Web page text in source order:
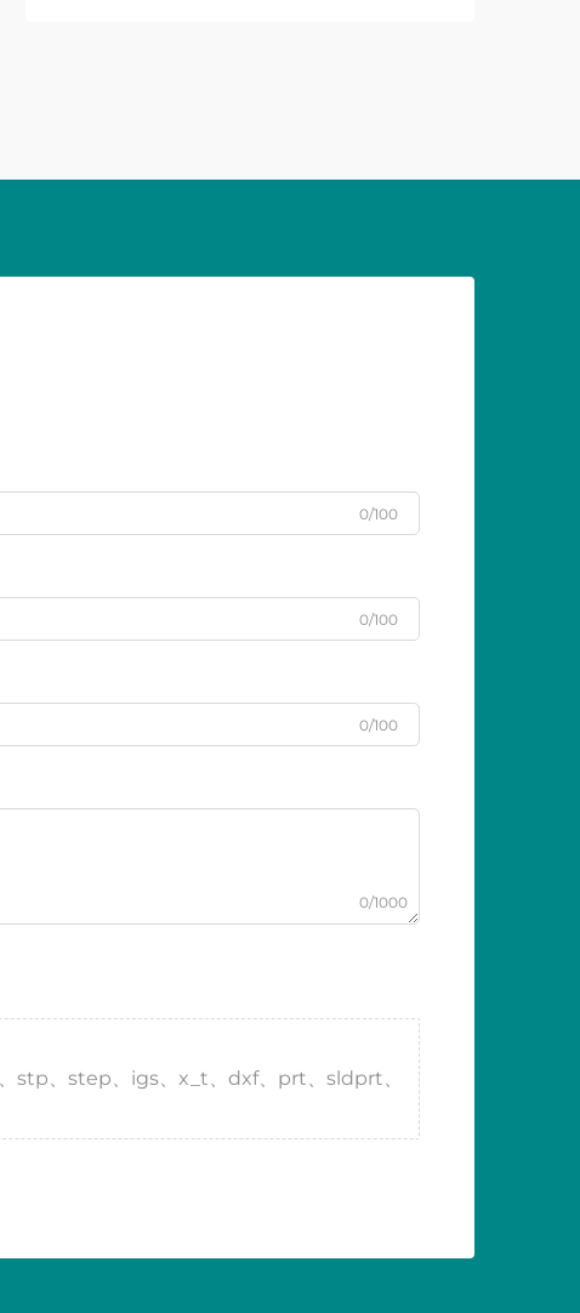
0/100
0/100
0/100
0/1000
、step、igs、x_t、dxf、prt、sldprt、